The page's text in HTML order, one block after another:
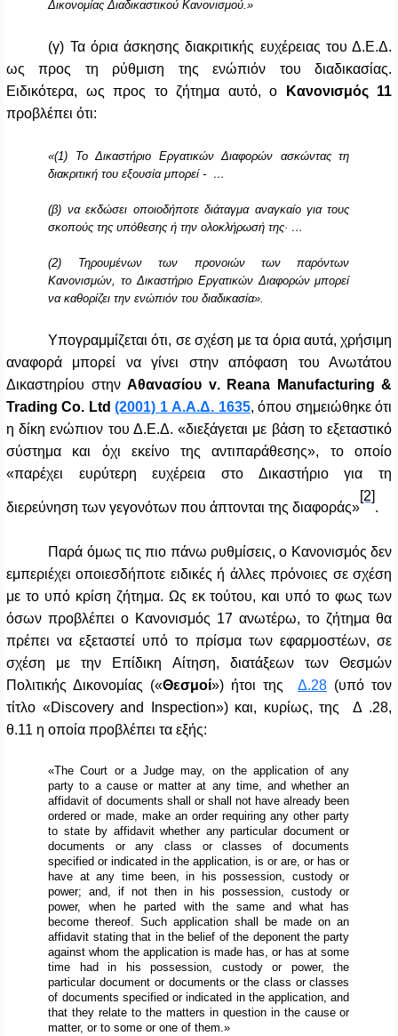
Δικονομίας Διαδικαστικού Κανονισμού.»
(γ) Τα όρια άσκησης διακριτικής ευχέρειας του Δ.Ε.Δ.
ως προς τη ρύθμιση της ενώπιόν του διαδικασίας.
Ειδικότερα, ως προς το ζήτημα αυτό, ο
Κανονισμός 11
προβλέπει ότι:
«(1) Το Δικαστήριο Εργατικών Διαφορών ασκώντας τη
διακριτική του εξουσία μπορεί - …
(β) να εκδώσει οποιοδήποτε διάταγμα αναγκαίο για τους
σκοπούς της υπόθεσης ή την ολοκλήρωσή της· …
(2) Τηρουμένων των προνοιών των παρόντων
Κανονισμών, το Δικαστήριο Εργατικών Διαφορών μπορεί
να καθορίζει την ενώπιόν του διαδικασία».
Υπογραμμίζεται ότι, σε σχέση με τα όρια αυτά, χρήσιμη
αναφορά μπορεί να γίνει στην απόφαση του Ανωτάτου
Δικαστηρίου στην Αθανασίου v. Reana Manufacturing &
Trading Co. Ltd (2001) 1 Α.Α.Δ. 1635, όπου σημειώθηκε ότι
η δίκη ενώπιον του Δ.Ε.Δ. «διεξάγεται με βάση το εξεταστικό
σύστημα και όχι εκείνο της αντιπαράθεσης», το οποίο
«παρέχει ευρύτερη ευχέρεια στο Δικαστήριο για τη
διερεύνηση των γεγονότων που άπτονται της διαφοράς»
[2]
.
Παρά όμως τις πιο πάνω ρυθμίσεις, ο Κανονισμός δεν
εμπεριέχει οποιεσδήποτε ειδικές ή άλλες πρόνοιες σε σχέση
με το υπό κρίση ζήτημα. Ως εκ τούτου, και υπό το φως των
όσων προβλέπει ο Κανονισμός 17 ανωτέρω, το ζήτημα θα
πρέπει να εξεταστεί υπό το πρίσμα των εφαρμοστέων, σε
σχέση με την Επίδικη Αίτηση, διατάξεων των Θεσμών
Πολιτικής Δικονομίας («Θεσμοί») ήτοι της Δ.28 (υπό τον
τίτλο «Discovery and Inspection») και, κυρίως, της Δ .28,
θ.11 η οποία προβλέπει τα εξής:
«The Court or a Judge may, on the application of any
party to a cause or matter at any time, and whether an
affidavit of documents shall or shall not have already been
ordered or made, make an order requiring any other party
to state by affidavit whether any particular document or
documents or any class or classes of documents
specified or indicated in the application, is or are, or has or
have at any time been, in his possession, custody or
power; and, if not then in his possession, custody or
power, when he parted with the same and what has
become thereof. Such application shall be made on an
affidavit stating that in the belief of the deponent the party
against whom the application is made has, or has at some
time had in his possession, custody or power, the
particular document or documents or the class or classes
of documents specified or indicated in the application, and
that they relate to the matters in question in the cause or
matter, or to some or one of them.»